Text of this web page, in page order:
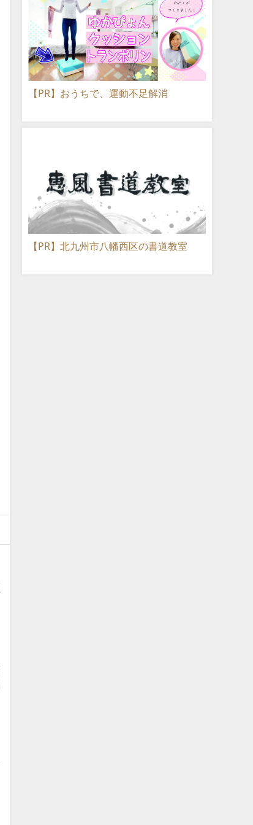
【PR】おうちで、運動不足解消
【PR】北九州市八幡西区の書道教室